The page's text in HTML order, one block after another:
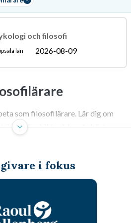
elever i att skrivaanalytiska
Utbildningsguide
och filosofi
län 2026-08-09
som filosofilärare. Lär dig om
lönebild och hur du bäst
i fokus